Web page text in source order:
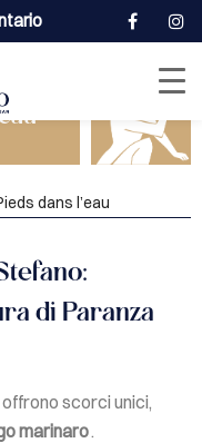
dans l’eau
di Paranza
offrono scorci unici,
marinaro.